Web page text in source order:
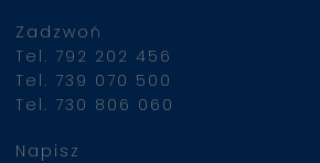
Zadzwoń
Tel. 792 202 456
Tel. 739 070 500
Tel. 730 806 060
Napisz